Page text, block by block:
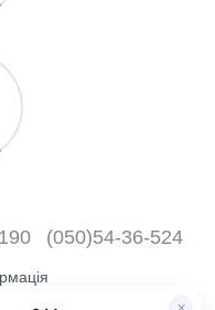
(050)54-36-524
×